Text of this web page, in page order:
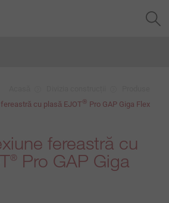
cu plasă EJOT® Pro GAP Giga Flex
fereastră cu
® Pro GAP Giga